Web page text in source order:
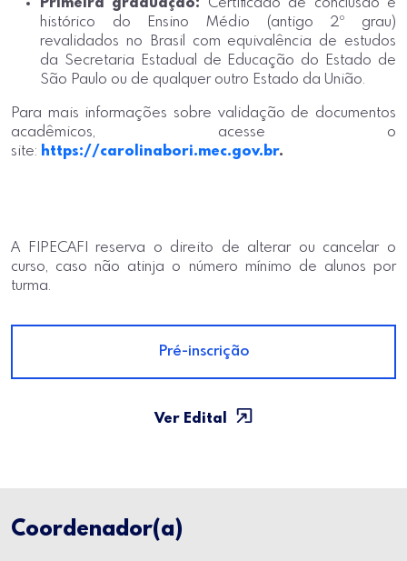
Primeira graduação: Certificado de conclusão e
histórico do Ensino Médio (antigo 2º grau)
revalidados no Brasil com equivalência de estudos
da Secretaria Estadual de Educação do Estado de
São Paulo ou de qualquer outro Estado da União.
Para mais informações sobre validação de documentos
acadêmicos, acesse o
site: https://carolinabori.mec.gov.br.
A FIPECAFI reserva o direito de alterar ou cancelar o
curso, caso não atinja o número mínimo de alunos por
turma.
Pré-inscrição
Ver Edital
Coordenador(a)